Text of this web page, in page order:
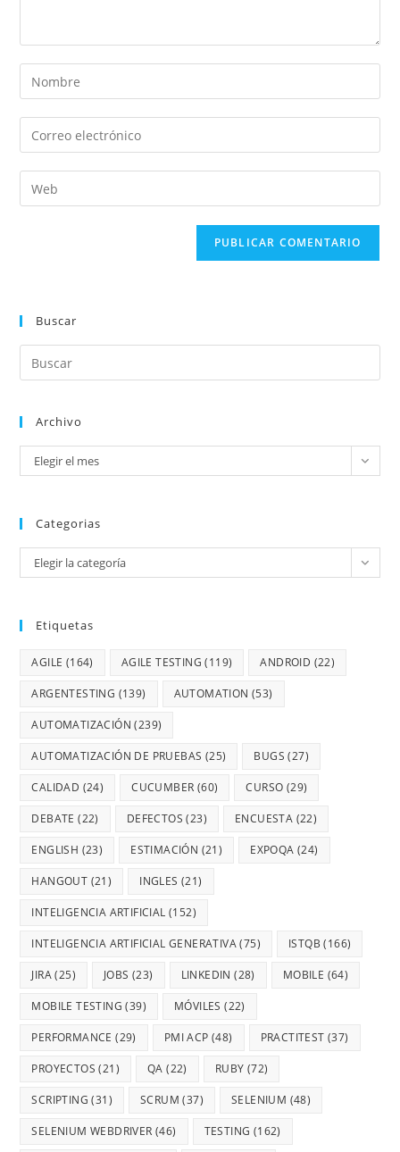
Buscar
Archivo
Elegir el mes
Categorias
Elegir la categoría
Etiquetas
AGILE (164) AGILE TESTING (119) ANDROID (22)
ARGENTESTING (139) AUTOMATION (53)
AUTOMATIZACIÓN (239)
AUTOMATIZACIÓN DE PRUEBAS (25) BUGS (27)
CALIDAD (24) CUCUMBER (60) CURSO (29)
DEBATE (22) DEFECTOS (23) ENCUESTA (22)
ENGLISH (23) ESTIMACIÓN (21) EXPOQA (24)
HANGOUT (21) INGLES (21)
INTELIGENCIA ARTIFICIAL (152)
INTELIGENCIA ARTIFICIAL GENERATIVA(75) ISTQB (166)
JIRA(25) JOBS (23) LINKEDIN (28) MOBILE (64)
MOBILE TESTING (39) MÓVILES (22)
PERFORMANCE (29) PMI ACP (48) PRACTITEST (37)
PROYECTOS (21) QA (22) RUBY (72)
SCRIPTING (31) SCRUM (37) SELENIUM (48)
SELENIUM WEBDRIVER (46) TESTING (162)